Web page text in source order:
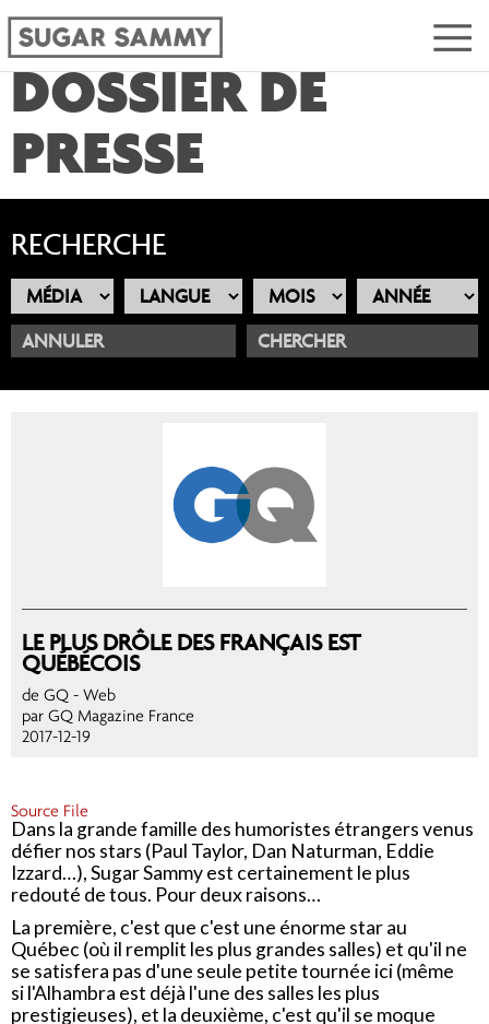
DOSSIER DE
PRESSE
RECHERCHE
ANNULER
LE PLUS DRÔLE DES FRANÇAIS EST
QUÉBÉCOIS
de GQ - Web
par GQ Magazine France
2017-12-19
Source File
Dans la grande famille des humoristes étrangers venus
défier nos stars (Paul Taylor, Dan Naturman, Eddie
Izzard…), Sugar Sammy est certainement le plus
redouté de tous. Pour deux raisons…
La première, c'est que c'est une énorme star au
Québec (où il remplit les plus grandes salles) et qu'il ne
se satisfera pas d'une seule petite tournée ici (même
si l'Alhambra est déjà l'une des salles les plus
prestigieuses), et la deuxième, c'est qu'il se moque